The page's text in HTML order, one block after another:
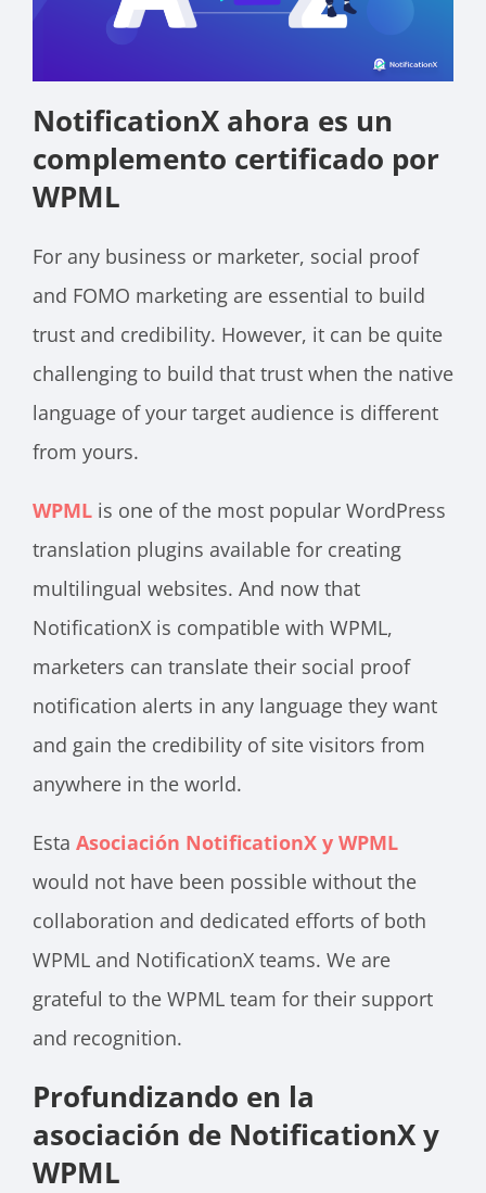
NotificationX ahora es un
complemento certificado por
WPML
For any business or marketer, social proof
and FOMO marketing are essential to build
trust and credibility. However, it can be quite
challenging to build that trust when the native
language of your target audience is different
from yours.
WPML is one of the most popular WordPress
translation plugins available for creating
multilingual websites. And now that
NotificationX is compatible with WPML,
marketers can translate their social proof
notification alerts in any language they want
and gain the credibility of site visitors from
anywhere in the world.
Esta Asociación NotificationX y WPML
would not have been possible without the
collaboration and dedicated efforts of both
WPML and NotificationX teams. We are
grateful to the WPML team for their support
and recognition.
Profundizando en la
asociación de NotificationX y
WPML